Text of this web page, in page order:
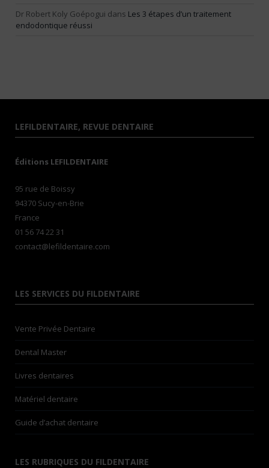
Dr Robert Koly Goépogui dans Les 3 étapes d’un traitement
endodontique réussi
LEFILDENTAIRE, REVUE DENTAIRE
Éditions LEFILDENTAIRE
95 rue de Boissy
94370 Sucy-en-Brie
France
01 56 74 22 31
contact@lefildentaire.com
LES SERVICES DU FILDENTAIRE
Vente Privée Dentaire
Dental Master
Livres dentaires
Matériel dentaire
Guide d’achat dentaire
LES RUBRIQUES DU FILDENTAIRE